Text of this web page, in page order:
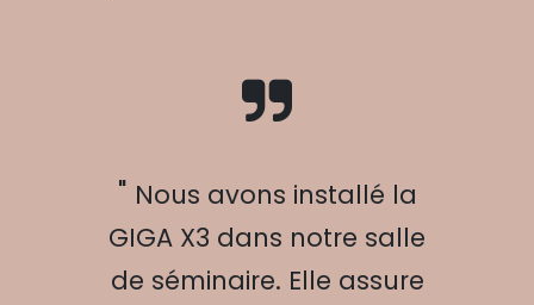
" Nous avons installé la
GIGA X3 dans notre salle
de séminaire. Elle assure